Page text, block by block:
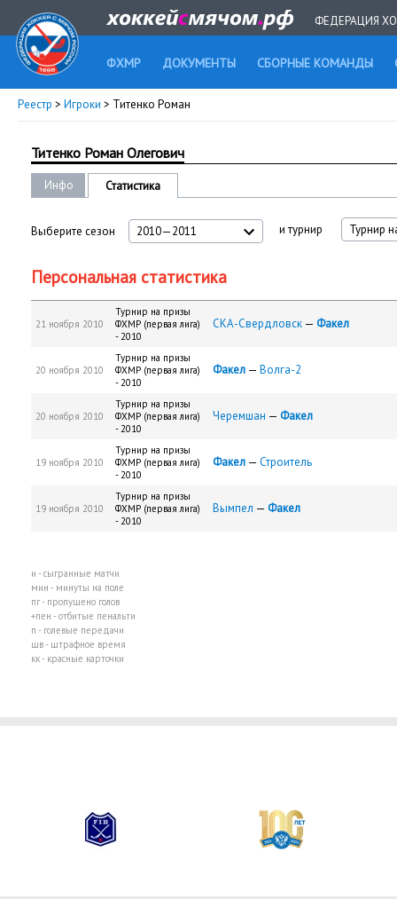
ФЕДЕРАЦИЯ
ФХМР ДОКУМЕНТЫ СБОРНЫЕ КОМАНДЫ
Реестр > Игроки > Титенко Роман
Титенко Роман Олегович
Инфо Статистика
Выберите сезон 2010—2011 и турнир Турнир
Персональная статистика
21 ноября 2010
Турнир на призы
ФХМР (первая лига)
- 2010
СКА-Свердловск — Факел
20 ноября 2010
Турнир на призы
ФХМР (первая лига)
- 2010
Факел — Волга-2
20 ноября 2010
Турнир на призы
ФХМР (первая лига)
- 2010
Черемшан — Факел
19 ноября 2010
Турнир на призы
ФХМР (первая лига)
- 2010
Факел — Строитель
19 ноября 2010
Турнир на призы
ФХМР (первая лига)
- 2010
Вымпел — Факел
и - сыгранные матчи
мин - минуты на поле
пг - пропущено голов
+пен - отбитые пенальти
п - голевые передачи
шв - штрафное время
кк - красные карточки